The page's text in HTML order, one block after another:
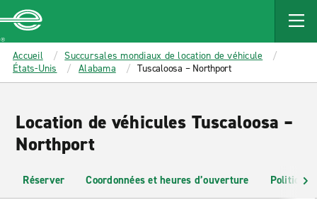
MAIN
CONTENT
Enterprise
Accueil
Succursales mondiaux de location de véhicule
États-Unis
Alabama Tuscaloosa – Northport
Location de véhicules Tuscaloosa –
Northport
Réserver Coordonnées et heures d’ouverture Politiques